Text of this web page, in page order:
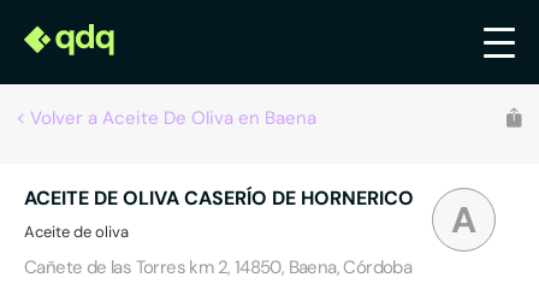
Volver a Aceite De Oliva en Baena
A
ACEITE DE OLIVA CASERÍO DE HORNERICO
Aceite de oliva
Cañete de las Torres km 2, 14850, Baena, Córdoba